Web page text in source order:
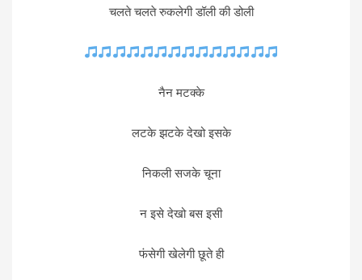
चलते चलते रुकलेगी डॉली की डोली
नैन मटक्के
लटके झटके देखो इसके
निकली सजके चूना
न इसे देखो बस इसी
फंसेगी खेलेगी छूते ही